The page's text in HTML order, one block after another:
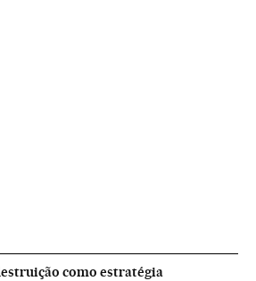
como estratégia